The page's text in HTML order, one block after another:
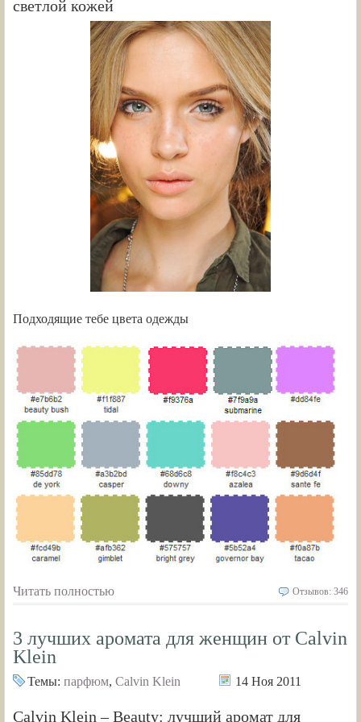
светлой кожей
Подходящие тебе цвета одежды
Читать полностью Отзывов: 346
3 лучших аромата для женщин от Саlvin
Klein
Темы: парфюм, Саlvin Klein 14 Ноя 2011
Calvin Klein – Beauty: лучший аромат для